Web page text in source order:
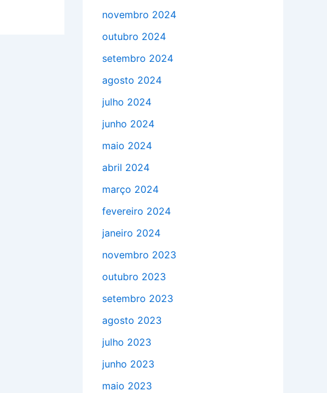
novembro 2024
outubro 2024
setembro 2024
agosto 2024
julho 2024
junho 2024
maio 2024
abril 2024
março 2024
fevereiro 2024
janeiro 2024
novembro 2023
outubro 2023
setembro 2023
agosto 2023
julho 2023
junho 2023
maio 2023